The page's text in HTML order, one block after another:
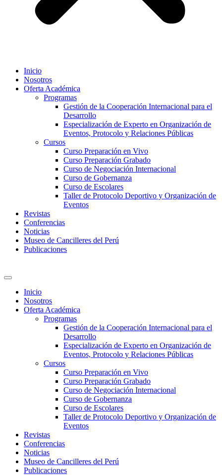
Inicio
Nosotros
Oferta Académica
Programas
Gestión de la Cooperación Internacional para el
Desarrollo
Especialización de Experto en Organización de
Eventos, Protocolo y Relaciones Públicas
Cursos
Curso Preparación en Vivo
Curso Preparación Grabado
Curso de Negociación Internacional
Curso de Gobernanza
Curso de Escolares
Taller de Protocolo Deportivo y Organización de
Eventos
Revistas
Conferencias
Noticias
Museo de Cancilleres del Perú
Publicaciones
Inicio
Nosotros
Oferta Académica
Programas
Gestión de la Cooperación Internacional para el
Desarrollo
Especialización de Experto en Organización de
Eventos, Protocolo y Relaciones Públicas
Cursos
Curso Preparación en Vivo
Curso Preparación Grabado
Curso de Negociación Internacional
Curso de Gobernanza
Curso de Escolares
Taller de Protocolo Deportivo y Organización de
Eventos
Revistas
Conferencias
Noticias
Museo de Cancilleres del Perú
Publicaciones